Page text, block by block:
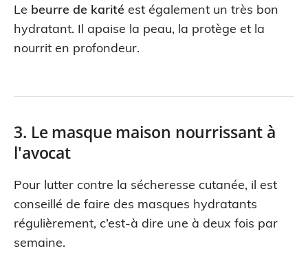
Le beurre de karité est également un très bon
hydratant. Il apaise la peau, la protège et la
nourrit en profondeur.
3. Le masque maison nourrissant à
l'avocat
Pour lutter contre la sécheresse cutanée, il est
conseillé de faire des masques hydratants
régulièrement, c’est-à dire une à deux fois par
semaine.